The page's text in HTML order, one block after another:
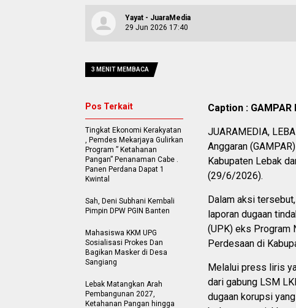
Yayat - JuaraMedia
29 Jun 2026 17:40
3 MENIT MEMBACA
Caption :
JUARAMEDIA,
Anggaran
Kabupaten Lebak
(29/6/2026).
Dalam aksi
laporan dugaan
(UPK) eks Program
Perdesaan di
Melalui press liris
dari gabung LSM
dugaan korupsi
Pos Terkait
Tingkat Ekonomi Kerakyatan
, Pemdes Mekarjaya Gulirkan
Program ” Ketahanan
Pangan” Penanaman Cabe .
Panen Perdana Dapat 1
Kwintal
Sah, Deni Subhani Kembali
Pimpin DPW PGIN Banten
Mahasiswa KKM UPG
Sosialisasi Prokes Dan
Bagikan Masker di Desa
Sangiang
Lebak Matangkan Arah
Pembangunan 2027,
Ketahanan Pangan hingga